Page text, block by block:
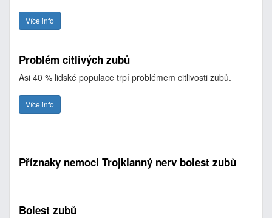
Více info
Problém citlivých zubů
Asi 40 % lidské populace trpí problémem citlivosti zubů.
Více info
Příznaky nemoci Trojklanný nerv bolest zubů
Bolest zubů